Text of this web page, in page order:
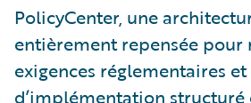
PolicyCenter, une
entièrement repensée pour
exigences réglementaires
d’implémentation structuré